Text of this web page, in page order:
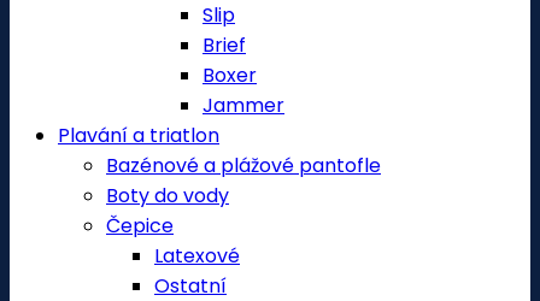
Slip
Brief
Boxer
Jammer
Plavání a triatlon
Bazénové a plážové pantofle
Boty do vody
Čepice
Latexové
Ostatní